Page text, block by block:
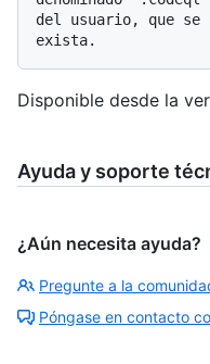
del usuario, que se
Disponible desde la
Ayuda y soporte
¿Aún necesita ayuda?
Pregunte a la
Póngase en contacto